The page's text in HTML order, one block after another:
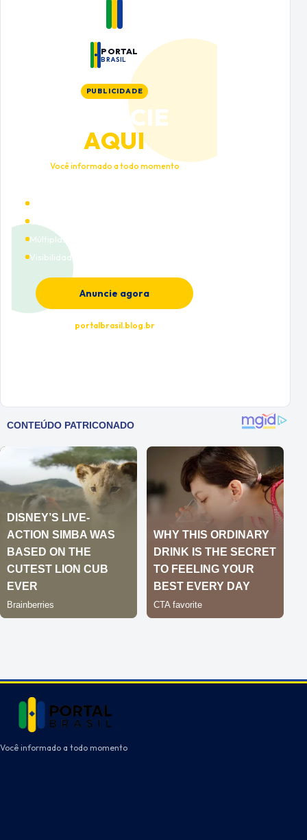
PORTAL
BRASIL
PUBLICIDADE
ANUNCIE
AQUI
Você informado a todo momento
Múltiplas categorias
Visibilidade premium
Anuncie agora
portalbrasil.blog.br
Você informado a todo momento